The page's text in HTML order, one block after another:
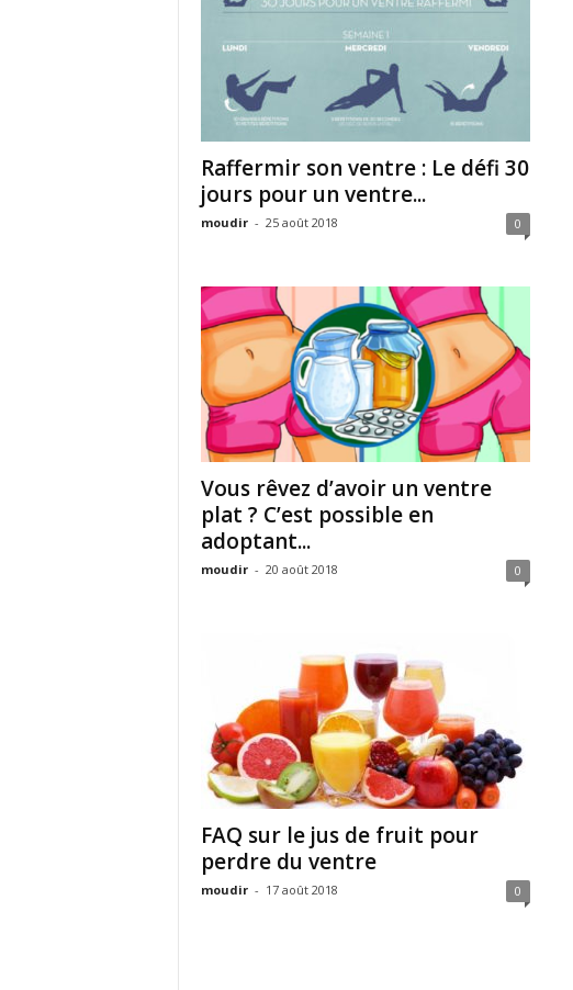
Raffermir son ventre : Le défi 30
jours pour un ventre...
moudir - 25 août 2018 0
Vous rêvez d’avoir un ventre
plat ? C’est possible en
adoptant...
moudir - 20 août 2018 0
FAQ sur le jus de fruit pour
perdre du ventre
moudir - 17 août 2018 0